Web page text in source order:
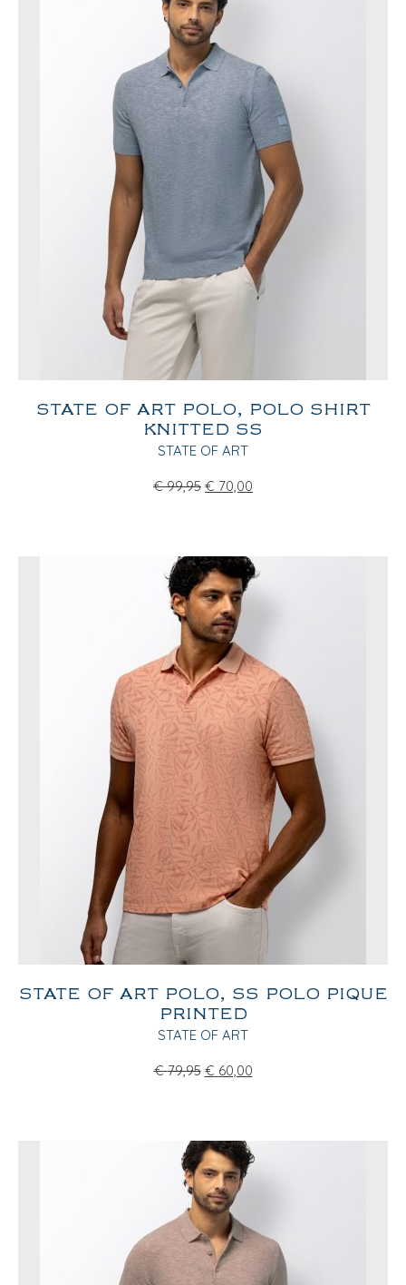
STATE OF ART POLO, POLO SHIRT
KNITTED SS
STATE OF ART
€ 99,95 € 70,00
STATE OF ART POLO, SS POLO PIQUE
PRINTED
STATE OF ART
€ 79,95 € 60,00